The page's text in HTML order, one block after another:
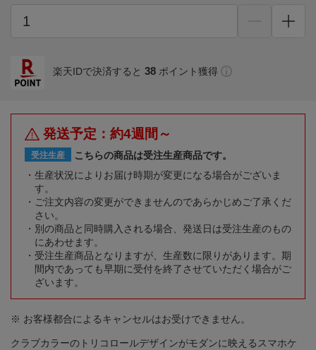
楽天IDで決済すると 38 ポイント獲得
発送予定：約4週間～
受注生産
こちらの商品は受注生産商品です。
生産状況によりお届け時期が変更になる場合がございま
す。
ご注文内容の変更ができませんのであらかじめご了承くだ
さい。
別の商品と同時購入される場合、発送日は受注生産のもの
にあわせます。
受注生産商品となりますが、生産数に限りがあります。期
間内であっても早期に受付を終了させていただく場合がご
ざいます。
※ お客様都合によるキャンセルはお受けできません。
クラブカラーのトリコロールデザインがモダンに映えるスマホケ